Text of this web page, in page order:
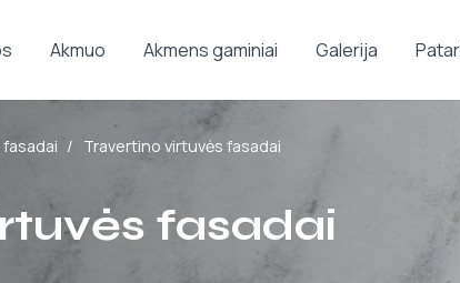
Akmuo Akmens gaminiai Galerija
/ Travertino virtuvės fasadai
fasadai